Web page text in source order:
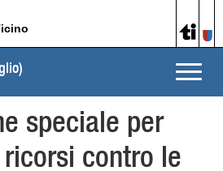
Toggle
speciale per
ricorsi contro le